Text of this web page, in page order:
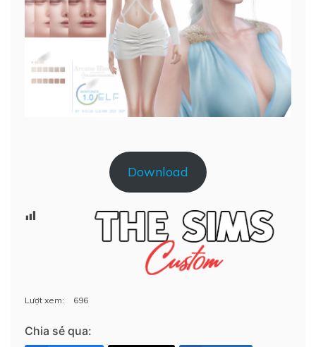
Download
Lượt xem: 696
Chia sẻ qua: